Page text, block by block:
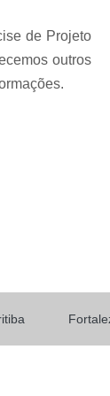
Telecom
Telecom
Rack Mini Data
Mobiliário
de Projeto
outros